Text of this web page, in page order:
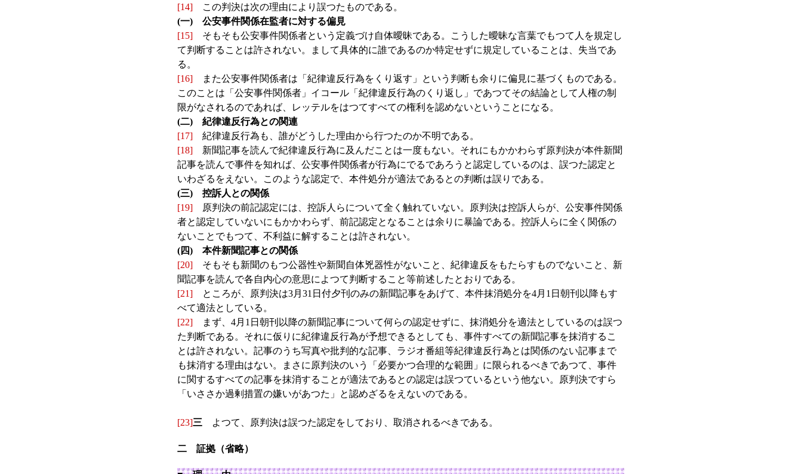
[14] この判決は次の理由により誤つたものである。
(一) 公安事件関係在監者に対する偏見
[15] そもそも公安事件関係者という定義づけ自体曖昧である。こうした曖昧な言葉でもつて人を規定し
て判断することは許されない。まして具体的に誰であるのか特定せずに規定していることは、失当であ
る。
[16] また公安事件関係者は「紀律違反行為をくり返す」という判断も余りに偏見に基づくものである。
このことは「公安事件関係者」イコール「紀律違反行為のくり返し」であつてその結論として人権の制
限がなされるのであれば、レッテルをはつてすべての権利を認めないということになる。
(二) 紀律違反行為との関連
[17] 紀律違反行為も、誰がどうした理由から行つたのか不明である。
[18] 新聞記事を読んで紀律違反行為に及んだことは一度もない。それにもかかわらず原判決が本件新聞
記事を読んで事件を知れば、公安事件関係者が行為にでるであろうと認定しているのは、誤つた認定と
いわざるをえない。このような認定で、本件処分が適法であるとの判断は誤りである。
(三) 控訴人との関係
[19] 原判決の前記認定には、控訴人らについて全く触れていない。原判決は控訴人らが、公安事件関係
者と認定していないにもかかわらず、前記認定となることは余りに暴論である。控訴人らに全く関係の
ないことでもつて、不利益に解することは許されない。
(四) 本件新聞記事との関係
[20] そもそも新聞のもつ公器性や新聞自体兇器性がないこと、紀律違反をもたらすものでないこと、新
聞記事を読んで各自内心の意思によつて判断すること等前述したとおりである。
[21] ところが、原判決は3月31日付夕刊のみの新聞記事をあげて、本件抹消処分を4月1日朝刊以降もす
べて適法としている。
[22] まず、4月1日朝刊以降の新聞記事について何らの認定せずに、抹消処分を適法としているのは誤つ
た判断である。それに仮りに紀律違反行為が予想できるとしても、事件すべての新聞記事を抹消するこ
とは許されない。記事のうち写真や批判的な記事、ラジオ番組等紀律違反行為とは関係のない記事まで
も抹消する理由はない。まさに原判決のいう「必要かつ合理的な範囲」に限られるべきであつて、事件
に関するすべての記事を抹消することが適法であるとの認定は誤つているという他ない。原判決ですら
「いささか過剰措置の嫌いがあつた」と認めざるをえないのである。
[23]三 よつて、原判決は誤つた認定をしており、取消されるべきである。
二 証拠（省略）